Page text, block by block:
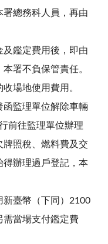
總務科人員，再由
及鑑定費用後，即由
署不負保管責任。
場地使用費用。
函監理單位解除車輛
前往監理單位辦理
照稅、燃料費及交
辦理過戶登記，本
新臺幣（下同）2100
需當場支付鑑定費